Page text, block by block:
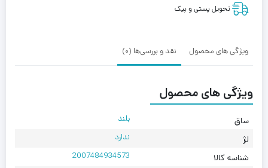
God
تحویل پستی و پیک
ویژگی های محصول نقد و بررسی‌ها (0)
ویژگی های محصول
ساق بلند
لژ ندارد
شناسه کالا 2007484934573